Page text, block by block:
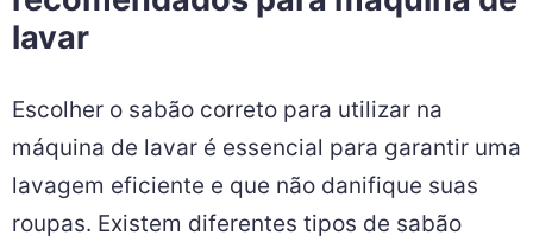
lavar
Escolher o sabão correto para utilizar na
máquina de lavar é essencial para garantir uma
lavagem eficiente e que não danifique suas
roupas. Existem diferentes tipos de sabão